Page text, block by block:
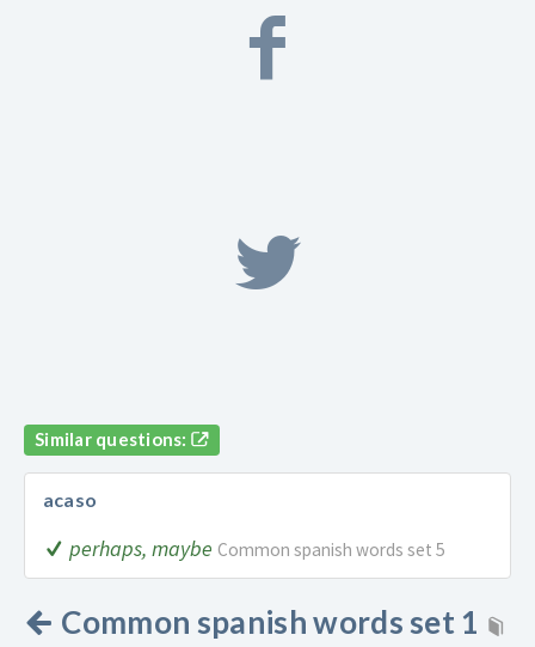
Similar questions:
acaso
perhaps, maybe Common spanish words set 5
Common spanish words set 1